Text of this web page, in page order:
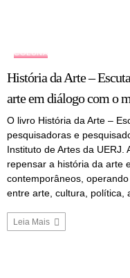
COLUNA
História da Arte –
arte em diálogo com o
O livro História da Arte –
pesquisadoras e
Instituto de Artes da
repensar a história da arte
contemporâneos,
entre arte, cultura, política,
Leia Mais